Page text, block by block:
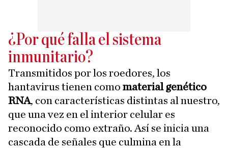
¿Por qué falla el sistema
inmunitario?
Transmitidos por los roedores, los
hantavirus tienen como material genético
RNA, con características distintas al nuestro,
que una vez en el interior celular es
reconocido como extraño. Así se inicia una
cascada de señales que culmina en la